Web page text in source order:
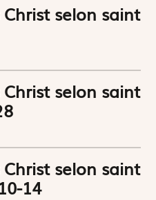
Christ selon saint
Christ selon saint
Christ selon saint
14